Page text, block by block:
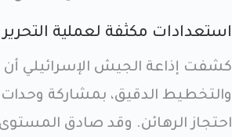
استعدادات مكثفة لعملية التحرير
كشفت إذاعة الجيش الإسرائيلي
والتخطيط الدقيق، بمشاركة
احتجاز الرهائن. وقد صادق